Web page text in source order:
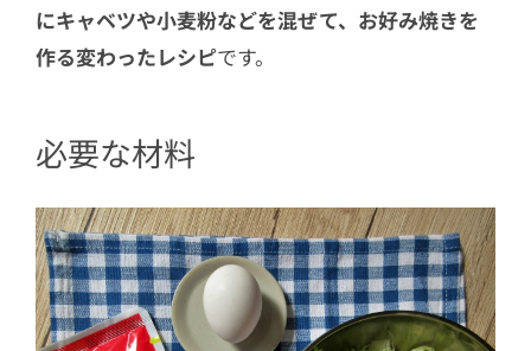
にキャベツや小麦粉などを混ぜて、お好み焼きを
作る変わったレシピです。
必要な材料